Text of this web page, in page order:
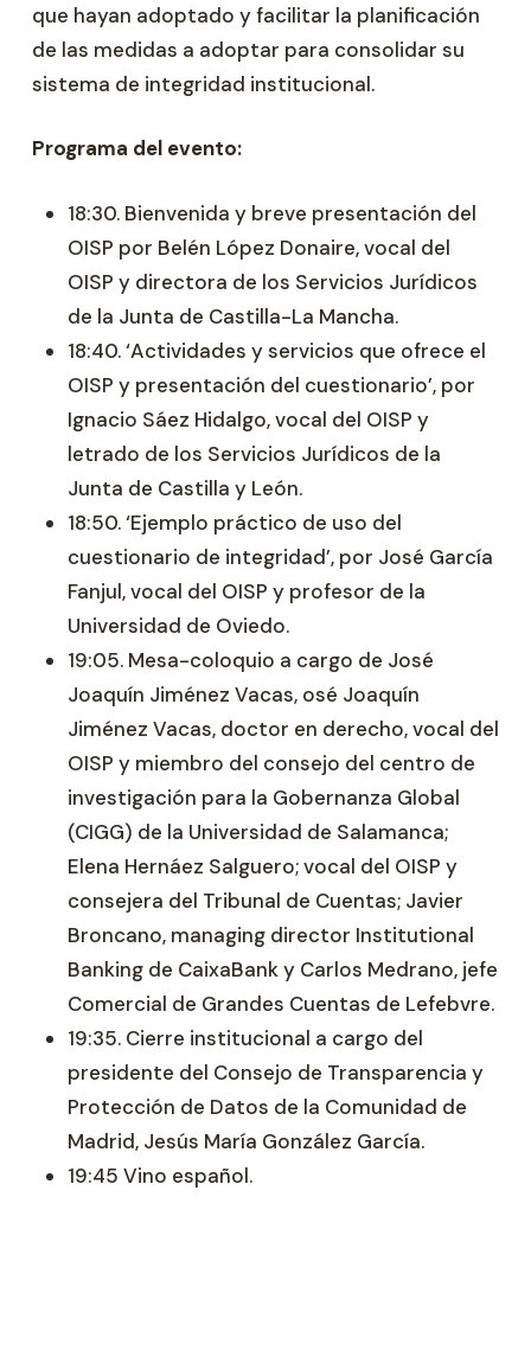
que hayan adoptado y facilitar la planificación
de las medidas a adoptar para consolidar su
sistema de integridad institucional.
Programa del evento:
18:30. Bienvenida y breve presentación del
OISP por Belén López Donaire, vocal del
OISP y directora de los Servicios Jurídicos
de la Junta de Castilla-La Mancha.
18:40. ‘Actividades y servicios que ofrece el
OISP y presentación del cuestionario’, por
Ignacio Sáez Hidalgo, vocal del OISP y
letrado de los Servicios Jurídicos de la
Junta de Castilla y León.
18:50. ‘Ejemplo práctico de uso del
cuestionario de integridad’, por José García
Fanjul, vocal del OISP y profesor de la
Universidad de Oviedo.
19:05. Mesa-coloquio a cargo de José
Joaquín Jiménez Vacas, osé Joaquín
Jiménez Vacas, doctor en derecho, vocal del
OISP y miembro del consejo del centro de
investigación para la Gobernanza Global
(CIGG) de la Universidad de Salamanca;
Elena Hernáez Salguero; vocal del OISP y
consejera del Tribunal de Cuentas; Javier
Broncano, managing director Institutional
Banking de CaixaBank y Carlos Medrano, jefe
Comercial de Grandes Cuentas de Lefebvre.
19:35. Cierre institucional a cargo del
presidente del Consejo de Transparencia y
Protección de Datos de la Comunidad de
Madrid, Jesús María González García.
19:45 Vino español.